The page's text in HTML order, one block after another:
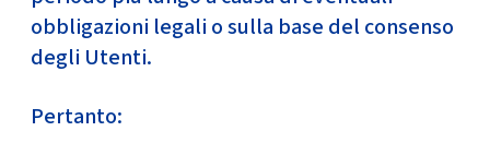
obbligazioni legali o sulla base del consenso
degli Utenti.
Pertanto: